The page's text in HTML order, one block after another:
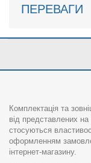
ПЕРЕВАГИ
Комплектація та
від представлених
стосуються
оформленням
інтернет-магазину.